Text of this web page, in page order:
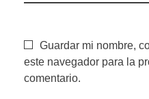
Guardar mi nombre,
este navegador para la
comentario.